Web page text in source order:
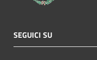
SEGUICI SU